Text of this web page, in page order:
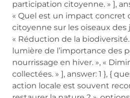
participation citoyenne. » ],
« Quel est un impact concret
citoyenne sur les oiseaux des
« Réduction de la biodiversité.
lumière de l’importance des
nourrissage en hiver. », «
collectées. » ], answer: 1 }, {
action locale est souvent